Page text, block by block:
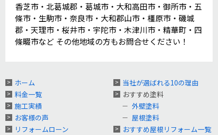
香芝市・北葛城郡・葛城市・大和高田市・御所市・五
條市・生駒市・奈良市・大和郡山市・橿原市・磯城
郡・天理市・桜井市・宇陀市・木津川市・精華町・四
條畷市など その他地域の方もお問合せください！
ホーム
料金一覧
施工実績
お客様の声
リフォームローン
当社が選ばれる10の理由
おすすめ塗料
外壁塗料
屋根塗料
おすすめ屋根リフォーム一覧